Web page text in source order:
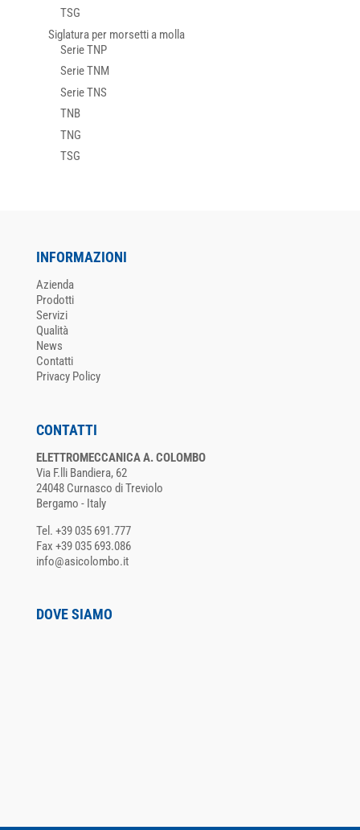
TSG
Siglatura per morsetti a molla
Serie TNP
Serie TNM
Serie TNS
TNB
TNG
TSG
INFORMAZIONI
Azienda
Prodotti
Servizi
Qualità
News
Contatti
Privacy Policy
CONTATTI
ELETTROMECCANICA A. COLOMBO
Via F.lli Bandiera, 62
24048 Curnasco di Treviolo
Bergamo - Italy
Tel. +39 035 691.777
Fax +39 035 693.086
info@asicolombo.it
DOVE SIAMO